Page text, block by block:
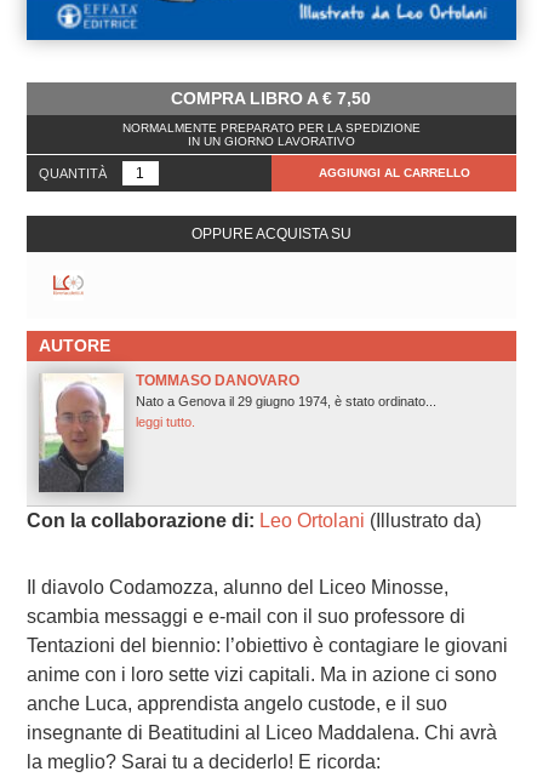
COMPRA LIBRO A€ 7,50
NORMALMENTE PREPARATO PER LA SPEDIZIONE
IN UN GIORNO LAVORATIVO
QUANTITÀ AGGIUNGI AL CARRELLO
OPPURE ACQUISTA SU
AUTORE
TOMMASO DANOVARO
Nato a Genova il 29 giugno 1974, è stato ordinato...
leggi tutto.
Con la collaborazione di: Leo Ortolani (Illustrato da)
Il diavolo Codamozza, alunno del Liceo Minosse,
scambia messaggi e e-mail con il suo professore di
Tentazioni del biennio: l’obiettivo è contagiare le giovani
anime con i loro sette vizi capitali. Ma in azione ci sono
anche Luca, apprendista angelo custode, e il suo
insegnante di Beatitudini al Liceo Maddalena. Chi avrà
la meglio? Sarai tu a deciderlo! E ricorda: